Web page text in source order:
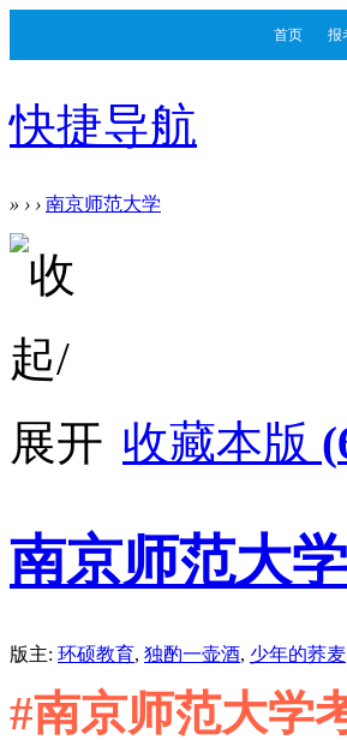
首页 报
快捷导航
» › › 南京师范大学
收藏本版 (
南京师范大学
版主: 环硕教育, 独酌一壶酒, 少年的荞麦
#南京师范大学